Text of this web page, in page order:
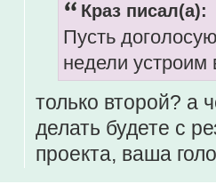
Краз писал(а):
Пусть
недели устроим
только второй? а
делать будете с
проекта, ваша